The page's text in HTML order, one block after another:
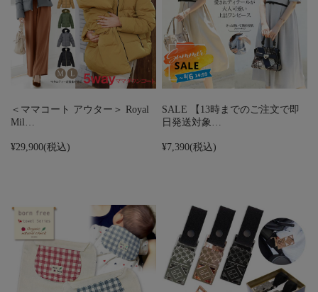
＜ママコート アウター＞ Royal
Mil…
¥29,900(税込)
SALE 【13時までのご注文で即
日発送対象…
¥7,390(税込)